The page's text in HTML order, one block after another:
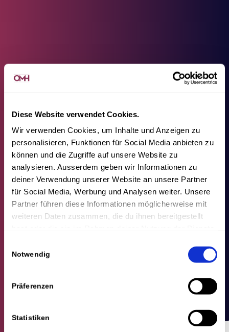
Diese Website verwendet Cookies.
Wir verwenden Cookies, um Inhalte und Anzeigen zu
personalisieren, Funktionen für Social Media anbieten zu
können und die Zugriffe auf unsere Website zu
analysieren. Ausserdem geben wir Informationen zu
deiner Verwendung unserer Website an unsere Partner
für Social Media, Werbung und Analysen weiter. Unsere
Partner führen diese Informationen möglicherweise mit
weiteren Daten zusammen, die du ihnen bereitgestellt
Notwendig
Präferenzen
Statistiken